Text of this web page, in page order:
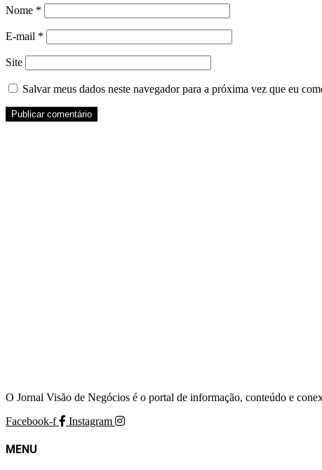
Nome *
E-mail *
Site
Salvar meus dados neste navegador para a próxima vez que eu
O Jornal Visão de Negócios é o portal de informação, conteúdo e
Facebook-f
Instagram
MENU